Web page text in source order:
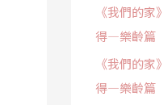
《我們的家
得—樂齡篇
《我們的家
得—樂齡篇